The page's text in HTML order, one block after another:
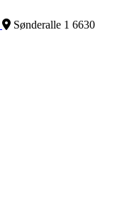
Sønderalle 1 6630